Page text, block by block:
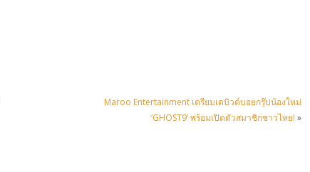
Maroo Entertainment เตรียมเดบิวต์บอยกรุ๊ปน้องใหม่
‘GHOST9’ พร้อมเปิดตัวสมาชิกชาวไทย! »